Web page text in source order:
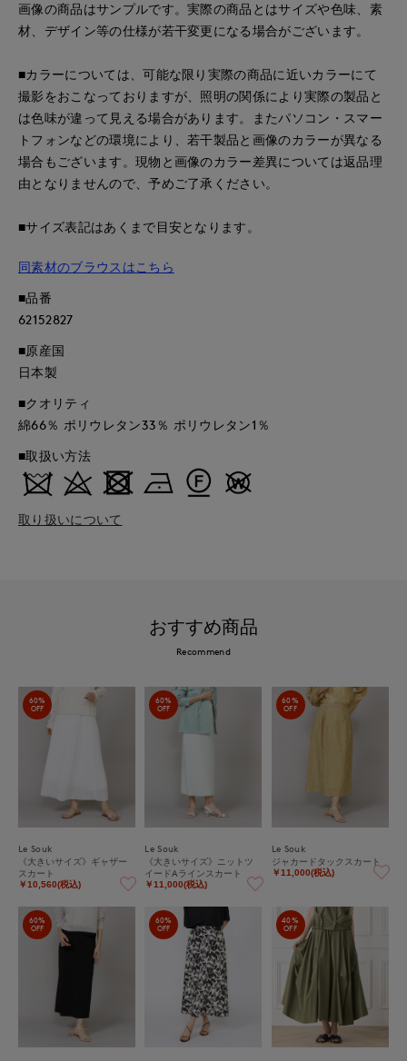
画像の商品はサンプルです。実際の商品とはサイズや色味、素
材、デザイン等の仕様が若干変更になる場合がございます。
■カラーについては、可能な限り実際の商品に近いカラーにて
撮影をおこなっておりますが、照明の関係により実際の製品と
は色味が違って見える場合があります。またパソコン・スマー
トフォンなどの環境により、若干製品と画像のカラーが異なる
場合もございます。現物と画像のカラー差異については返品理
由となりませんので、予めご了承ください。
■サイズ表記はあくまで目安となります。
同素材のブラウスはこちら
■品番
62152827
■原産国
日本製
■クオリティ
綿66％ ポリウレタン33％ ポリウレタン1％
■取扱い方法
取り扱いについて
おすすめ商品
Recommend
60%
OFF
Le Souk
《大きいサイズ》ギャザー
スカート
￥10,560(税込)
60%
OFF
Le Souk
《大きいサイズ》ニットツ
イードAラインスカート
￥11,000(税込)
60%
OFF
Le Souk
ジャカードタックスカート
￥11,000(税込)
60%
OFF
60%
OFF
40%
OFF